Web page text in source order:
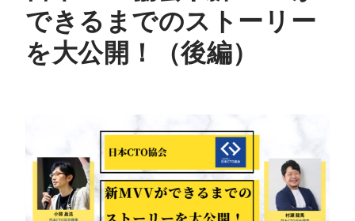
できるまでのストーリー
を大公開！（後編）